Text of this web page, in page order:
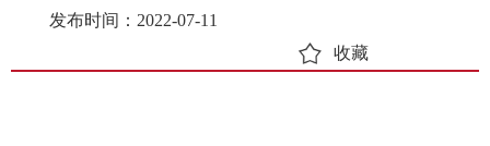
发布时间：2022-07-11
收藏